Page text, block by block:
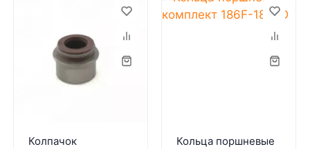
Колпачок
Кольца поршневые